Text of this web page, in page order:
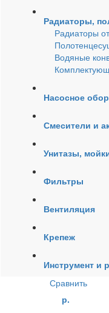
Радиаторы,
Радиаторы
Водяные
Насосное
Смесители и
Унитазы,
Фильтры
Вентиляция
Крепеж
Инструмент и
Сравнить
р.